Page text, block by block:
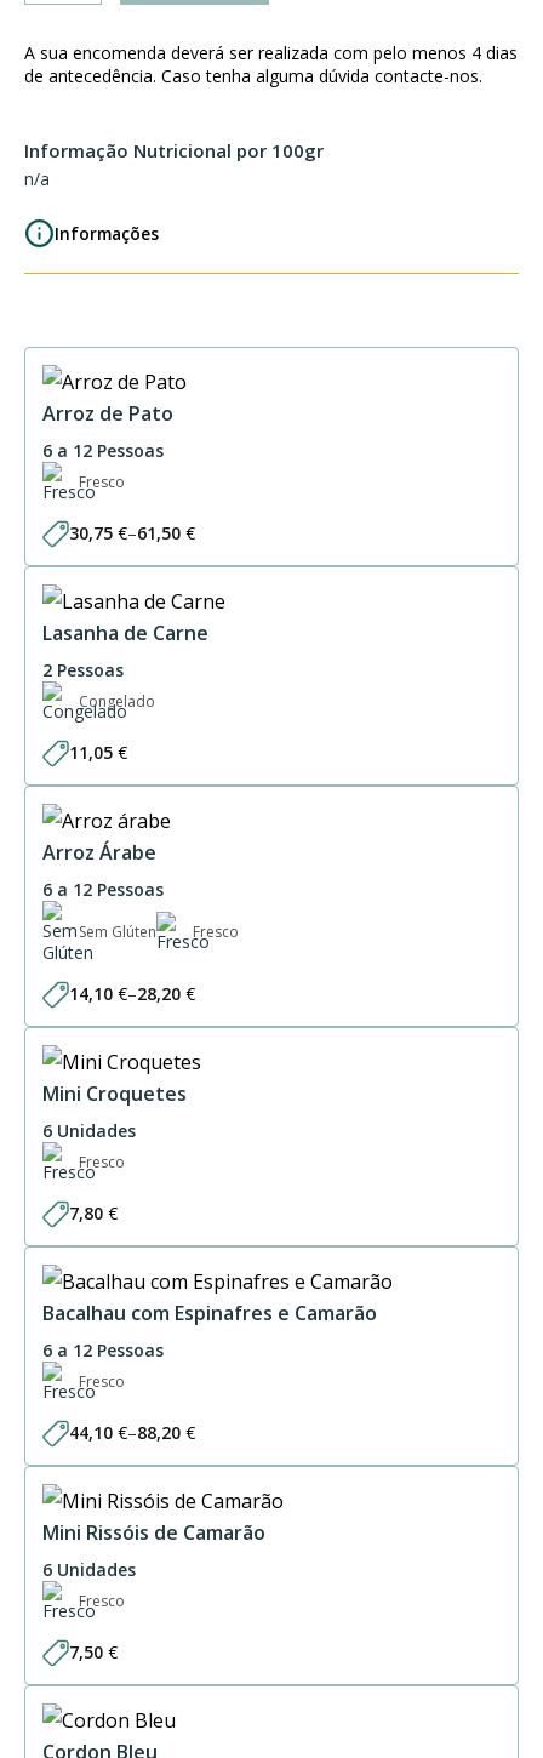
de
Legumes
A sua encomenda deverá ser realizada com pelo menos 4 dias
de antecedência. Caso tenha alguma dúvida contacte-nos.
Informação Nutricional por 100gr
n/a
Informações
Arroz de Pato
6 a 12 Pessoas
Fresco
30,75 €–61,50 €
Price
range:
through
61,50 €
Lasanha de Carne
2 Pessoas
Congelado
11,05 €
Arroz Árabe
6 a 12 Pessoas
Sem Glúten Fresco
14,10 €–28,20 €
Price
range:
through
28,20 €
Mini Croquetes
6 Unidades
Fresco
7,80 €
Bacalhau com Espinafres e Camarão
6 a 12 Pessoas
Fresco
44,10 €–88,20 €
Price
range:
through
88,20 €
Mini Rissóis de Camarão
6 Unidades
Fresco
7,50 €
Cordon Bleu